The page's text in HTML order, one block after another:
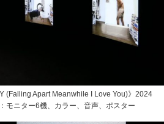
(Falling Apart Meanwhile I Love You)》2024
モニター6機、カラー、音声、ポスター